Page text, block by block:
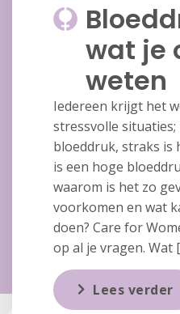
wat je
weten
Iedereen krijgt het
stressvolle situaties;
bloeddruk, straks is
is een hoge
waarom is het zo
voorkomen en wat
doen? Care for
op al je vragen. Wat
Lees verder